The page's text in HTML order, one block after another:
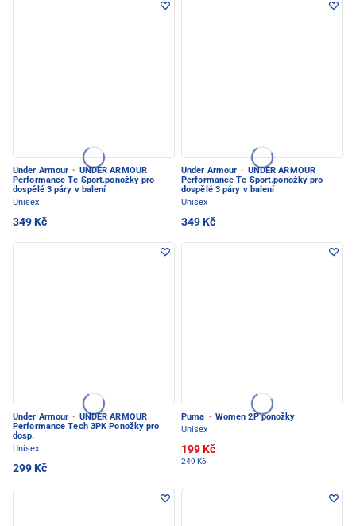
Under Armour · UNDER ARMOUR
Performance Te Sport.ponožky pro
dospělé 3 páry v balení
Unisex
349 Kč
Under Armour · UNDER ARMOUR
Performance Te Sport.ponožky pro
dospělé 3 páry v balení
Unisex
349 Kč
Under Armour · UNDER ARMOUR
Performance Tech 3PK Ponožky pro
dosp.
Unisex
299 Kč
Puma · Women 2P ponožky
Unisex
199 Kč
249 Kč